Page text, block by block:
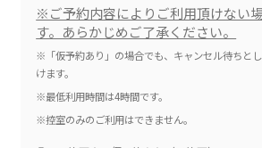
※ご予約内容によりご利用頂けない
す。あらかじめご了承ください。
※「仮予約あり」の場合でも、キャンセル待ちと
けます。
※最低利用時間は4時間です。
※控室のみのご利用はできません。
日付／開始・終了時間から選ぶ
時間単位で選ぶ
人数／レイアウト※複数選択可能